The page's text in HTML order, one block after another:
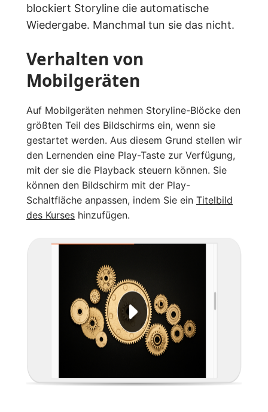
blockiert Storyline die automatische
Wiedergabe. Manchmal tun sie das nicht.
Verhalten von
Mobilgeräten
Auf Mobilgeräten nehmen Storyline-Blöcke den
größten Teil des Bildschirms ein, wenn sie
gestartet werden. Aus diesem Grund stellen wir
den Lernenden eine Play-Taste zur Verfügung,
mit der sie die Playback steuern können. Sie
können den Bildschirm mit der Play-
Schaltfläche anpassen, indem Sie ein Titelbild
des Kurses hinzufügen.